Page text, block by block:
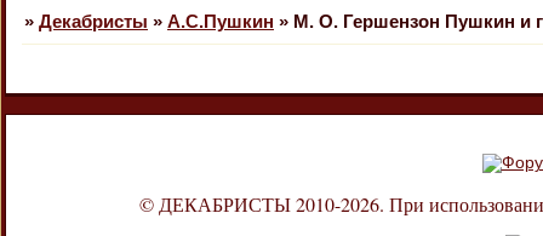
» Декабристы » А.С.Пушкин » M. О. Гершензон Пушкин и
© ДЕКАБРИСТЫ 2010-2026. При использовании